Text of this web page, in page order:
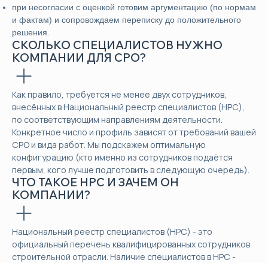
при несогласии с оценкой готовим аргументацию (по нормам
и фактам) и сопровождаем переписку до положительного
решения.
СКОЛЬКО СПЕЦИАЛИСТОВ НУЖНО
КОМПАНИИ ДЛЯ СРО?
Как правило, требуется не менее двух сотрудников,
внесённых в Национальный реестр специалистов (НРС),
по соответствующим направлениям деятельности.
Конкретное число и профиль зависят от требований вашей
СРО и вида работ. Мы подскажем оптимальную
конфигурацию (кто именно из сотрудников подаётся
первым, кого лучше подготовить в следующую очередь).
ЧТО ТАКОЕ НРС И ЗАЧЕМ ОН
КОМПАНИИ?
Национальный реестр специалистов (НРС) - это
официальный перечень квалифицированных сотрудников
строительной отрасли. Наличие специалистов в НРС -